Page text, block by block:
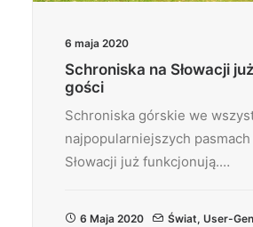
6 maja 2020
Schroniska na Słowacji
gości
Schroniska górskie we
najpopularniejszych
Słowacji już funkcjonują.…
6 Maja 2020 Świat, User-